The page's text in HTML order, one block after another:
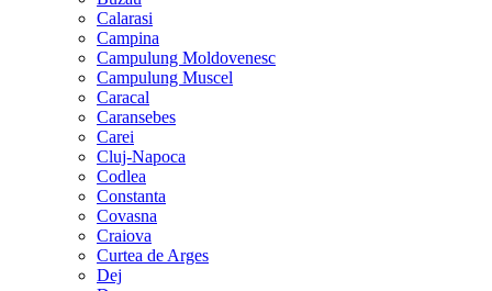
Calarasi
Campina
Campulung Moldovenesc
Campulung Muscel
Caracal
Caransebes
Carei
Cluj-Napoca
Codlea
Constanta
Covasna
Craiova
Curtea de Arges
Dej